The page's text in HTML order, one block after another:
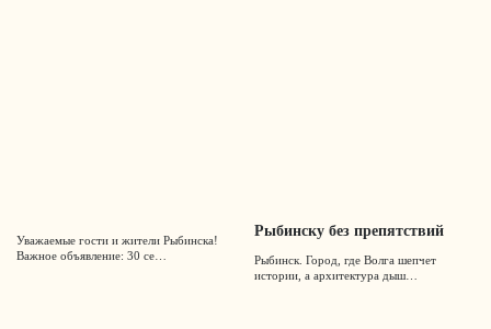
Уважаемые гости и жители Рыбинска!
Важное объявление: 30 се…
Рыбинску без препятствий
Рыбинск. Город, где Волга шепчет
истории, а архитектура дыш…